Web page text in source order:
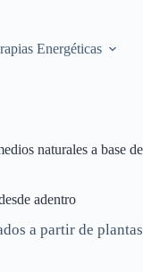
Energéticas
naturales a base
adentro
a partir de